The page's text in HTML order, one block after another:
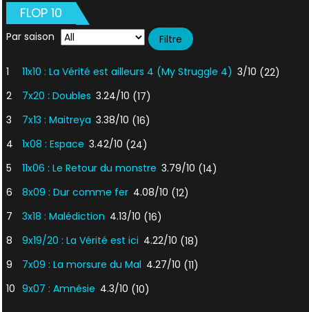
FLOP 10
Par saison
1 11x10 : La Vérité est ailleurs 4 (My Struggle 4) 3/10 (22)
2
7x20 : Doubles 3.24/10 (17)
3
7x13 : Maitreya 3.38/10 (16)
4
1x08 : Espace 3.42/10 (24)
5
11x06 : Le Retour du monstre 3.79/10 (14)
6
8x09 : Dur comme fer 4.08/10 (12)
7
3x18 : Malédiction 4.13/10 (16)
8
9x19/20 : La Vérité est ici 4.22/10 (18)
9
7x09 : La morsure du Mal 4.27/10 (11)
10 9x07 : Amnésie 4.3/10 (10)